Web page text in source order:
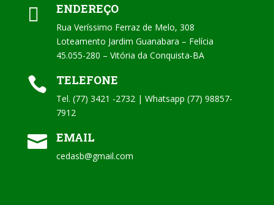
 ENDEREÇO
Rua Veríssimo Ferraz de Melo, 308
Loteamento Jardim Guanabara – Felícia
45.055-280 – Vitória da Conquista-BA
 TELEFONE
Tel. (77) 3421 -2732 | Whatsapp (77) 98857-
7912
 EMAIL
cedasb@gmail.com